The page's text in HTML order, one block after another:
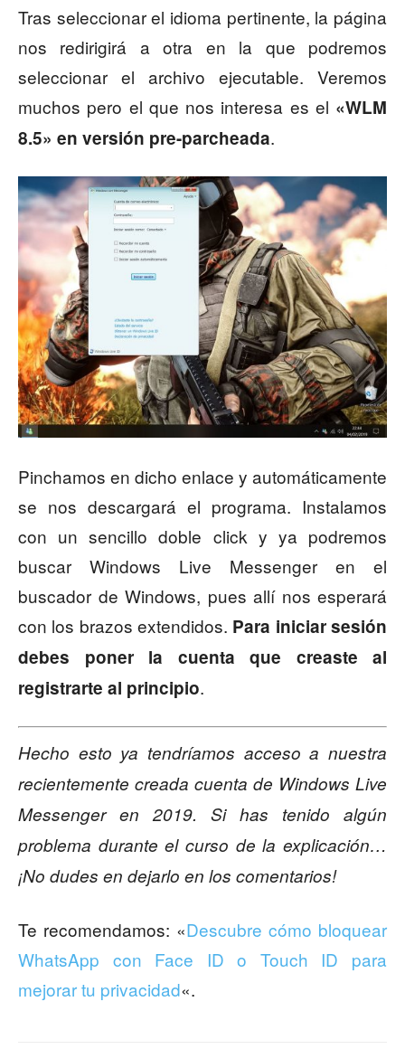
Tras seleccionar el idioma pertinente, la página
nos redirigirá a otra en la que podremos
seleccionar el archivo ejecutable. Veremos
muchos pero el que nos interesa es el «WLM
8.5» en versión pre-parcheada.
Pinchamos en dicho enlace y automáticamente
se nos descargará el programa. Instalamos
con un sencillo doble click y ya podremos
buscar Windows Live Messenger en el
buscador de Windows, pues allí nos esperará
con los brazos extendidos. Para iniciar sesión
debes poner la cuenta que creaste al
registrarte al principio.
Hecho esto ya tendríamos acceso a nuestra
recientemente creada cuenta de Windows Live
Messenger en 2019. Si has tenido algún
problema durante el curso de la explicación…
¡No dudes en dejarlo en los comentarios!
Te recomendamos: «Descubre cómo bloquear
WhatsApp con Face ID o Touch ID para
mejorar tu privacidad«.